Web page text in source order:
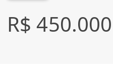
R$ 450.000